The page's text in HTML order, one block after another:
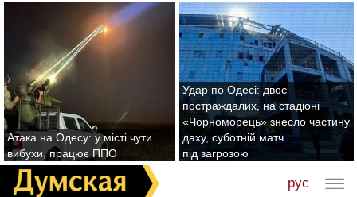
Атака на Одесу: у місті чути
вибухи, працює ППО
Удар по Одесі: двоє
постраждалих, на стадіоні
«Чорноморець» знесло частину
даху, суботній матч
під загрозою
рус